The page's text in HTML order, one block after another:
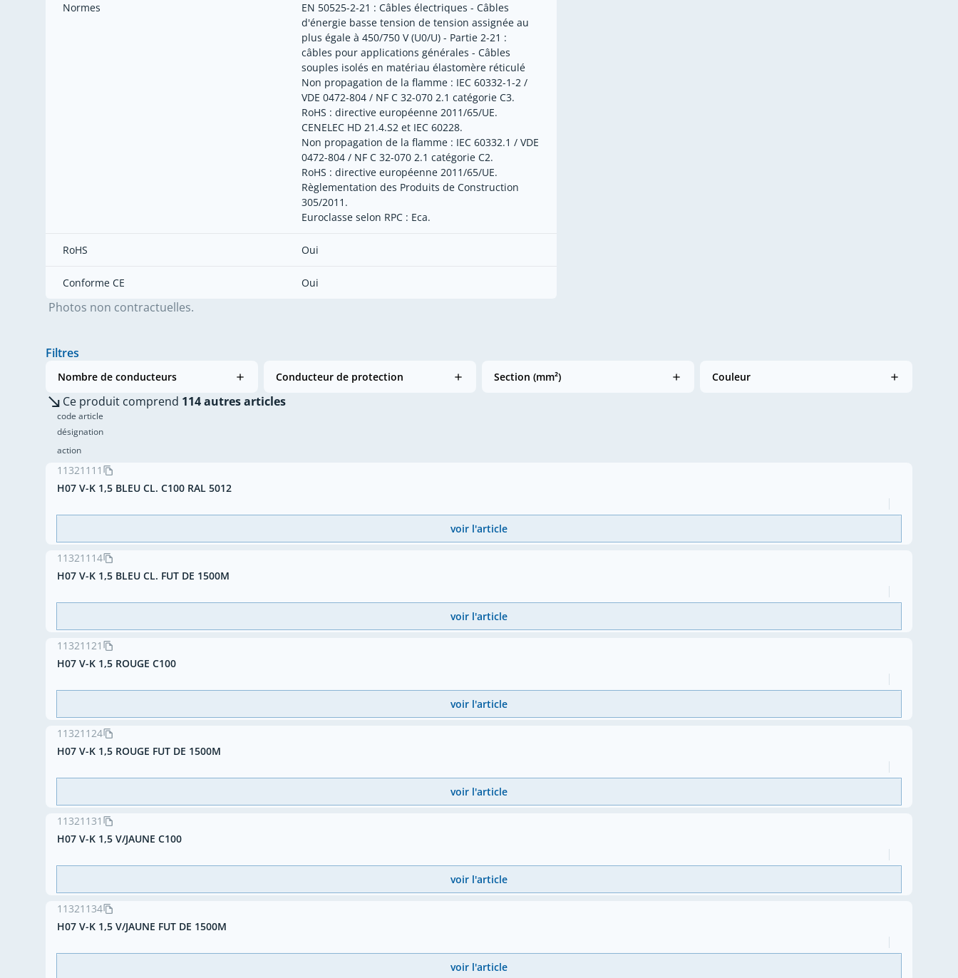
Normes
EN 50525-2-21 : Câbles électriques - Câbles
d'énergie basse tension de tension assignée au
plus égale à 450/750 V (U0/U) - Partie 2-21 :
câbles pour applications générales - Câbles
souples isolés en matériau élastomère réticulé
Non propagation de la flamme : IEC 60332-1-2 /
VDE 0472-804 / NF C 32-070 2.1 catégorie C3.
RoHS : directive européenne 2011/65/UE.
CENELEC HD 21.4.S2 et IEC 60228.
Non propagation de la flamme : IEC 60332.1 / VDE
0472-804 / NF C 32-070 2.1 catégorie C2.
RoHS : directive européenne 2011/65/UE.
Règlementation des Produits de Construction
305/2011.
Euroclasse selon RPC : Eca.
RoHS Oui
Conforme CE Oui
Photos non contractuelles.
Filtres
Nombre de conducteurs Conducteur de protection Section (mm²) Couleur
Ce produit comprend 114 autres articles
code article
désignation
action
11321111
H07 V-K 1,5 BLEU CL. C100 RAL 5012
voir l'article
11321114
H07 V-K 1,5 BLEU CL. FUT DE 1500M
voir l'article
11321121
H07 V-K 1,5 ROUGE C100
voir l'article
11321124
H07 V-K 1,5 ROUGE FUT DE 1500M
voir l'article
11321131
H07 V-K 1,5 V/JAUNE C100
voir l'article
11321134
H07 V-K 1,5 V/JAUNE FUT DE 1500M
voir l'article